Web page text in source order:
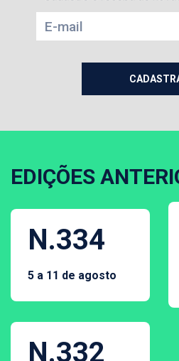
EDIÇÕES
N.334
5 a 11 de agosto
N.332